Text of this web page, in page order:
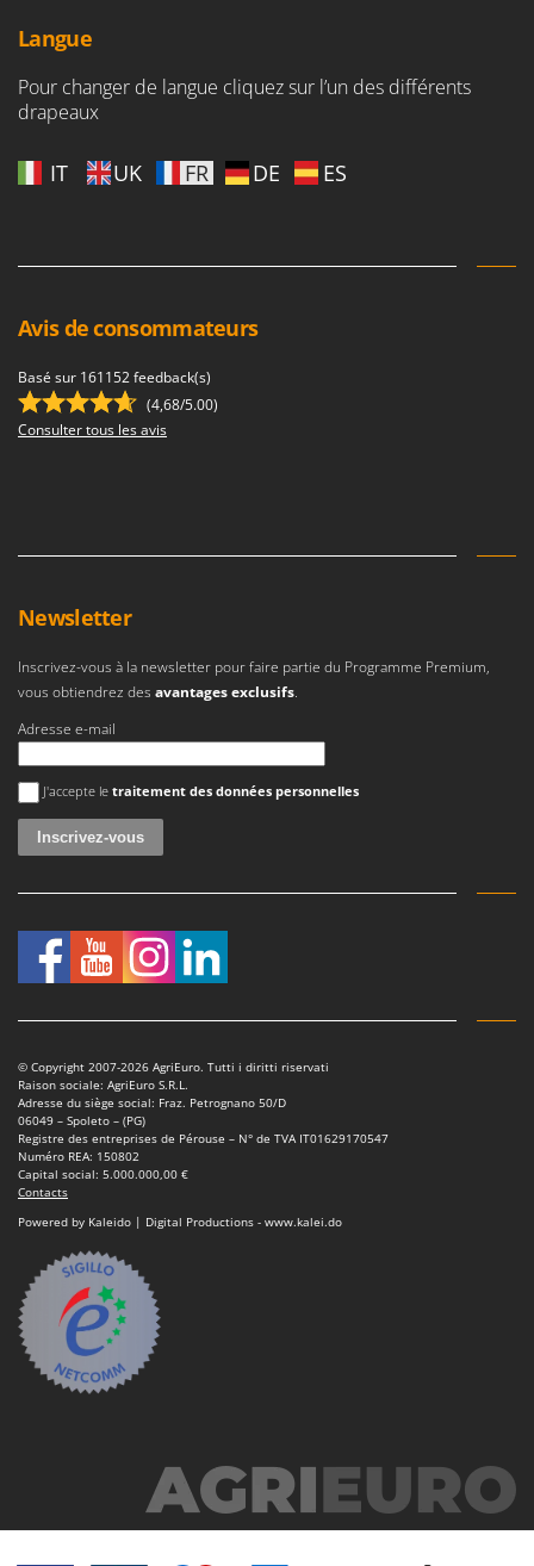
Y Yard Force
Z
Zanon
ZGrills
Langue
Pour changer de langue cliquez sur l’un des différents
drapeaux
IT UK FR DE ES
Avis de consommateurs
Basé sur 161152 feedback(s)
(4,68/5.00)
Consulter tous les avis
Newsletter
Inscrivez-vous à la newsletter pour faire partie du Programme Premium,
vous obtiendrez des avantages exclusifs.
Adresse e-mail
Une erreur est survenue
J'accepte le traitement des données personnelles
© Copyright 2007-2026 AgriEuro. Tutti i diritti riservati
Raison sociale: AgriEuro S.R.L.
Adresse du siège social: Fraz. Petrognano 50/D
06049 – Spoleto – (PG)
Registre des entreprises de Pérouse – N° de TVA IT01629170547
Numéro REA: 150802
Capital social: 5.000.000,00 €
Contacts
Powered by Kaleido | Digital Productions - www.kalei.do